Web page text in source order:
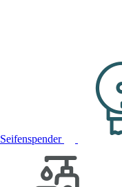
Seifenspender